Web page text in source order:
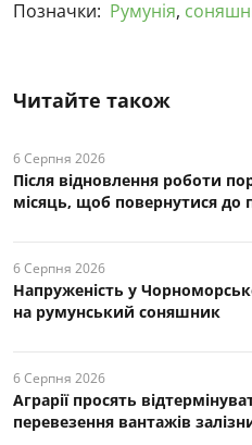
Позначки: Румунія,
Читайте також
6 Серпня 2026
Після відновлення роботи
місяць, щоб повернутися до
6 Серпня 2026
Напруженість у
на румунський соняшник
6 Серпня 2026
Аграрії просять
перевезення вантажів